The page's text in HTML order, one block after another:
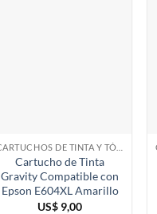
Cartucho de Tinta
Gravity Compatible con
Epson E604XL Amarillo
US$ 9,00